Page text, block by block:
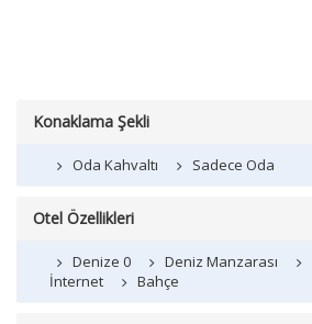
Konaklama Şekli
Oda Kahvaltı Sadece Oda
Otel Özellikleri
Denize 0 Deniz Manzarası
İnternet
Bahçe